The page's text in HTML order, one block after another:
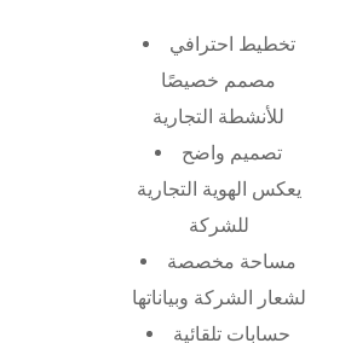
تخطيط احترافي
مصمم خصيصًا
للأنشطة التجارية
تصميم واضح
يعكس الهوية التجارية
للشركة
مساحة مخصصة
لشعار الشركة وبياناتها
حسابات تلقائية